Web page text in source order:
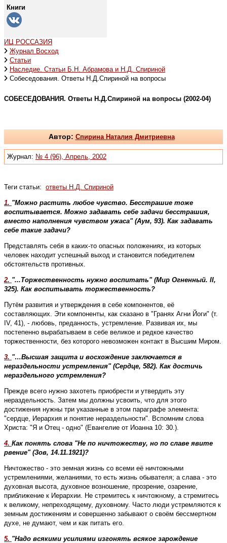
Книги
ИЦ РОССАЗИЯ
Журнал Восход
Статьи
Наследие. Статьи Б.Н. Абрамова и Н.Д. Спириной
Собеседования. Ответы Н.Д.Спириной на вопросы
СОБЕСЕДОВАНИЯ. Ответы Н.Д.Спириной на вопросы (2002-04)
Автор: Спирина Наталия Дмитриевна
Журнал: № 4 (96), Апрель, 2002
Теги статьи: ответы Н.Д. Спириной
1. "Можно растить любое чувство. Бесстрашие тоже
воспитывается. Можно задавать себе задачи бесстрашия,
вместо наполнения чувством ужаса" (Аум, 93). Как задавать
себе такие задачи?
Представлять себя в каких-то опасных положениях, из которых
человек находит успешный выход и становится победителем
обстоятельств противных.
2. "...Торжественность нужно воспитать" (Мир Огненный. II,
325). Как воспитывать торжественность?
Путём развития и утверждения в себе компонентов, её
составляющих. Эти компоненты, как сказано в "Гранях Агни Йоги" (т.
IV, 41), - любовь, преданность, устремление. Развивая их, мы
постепенно вырабатываем в себе великое и редкое качество
торжественности, без которого невозможен контакт в Высшим Миром.
3. "…Высшая защита и восхождение заключается в
нераздельности устремления" (Сердце, 582). Как достичь
нераздельного устремления?
Прежде всего нужно захотеть приобрести и утвердить эту
нераздельность. Затем мы должны усвоить, что для этого
достижения нужны три указанные в этом параграфе элемента:
"сердце, Иерархия и понятие нераздельности". Вспомним слова
Христа: "Я и Отец - одно" (Евангелие от Иоанна 10: 30.).
4. Как понять слова "Не по ничтожеству, но по славе явите
рвение" (Зов, 14.11.1921)?
Ничтожество - это земная жизнь со всеми её ничтожными
устремлениями, желаниями, то есть жизнь обывателя; а слава - это
духовная высота, духовное возношение, прозрение, озарение,
приближение к Иерархии. Не стремитесь к ничтожному, а стремитесь
к великому, непреходящему, духовному. Часто люди устремляются к
земным достижениям и совершенно забывают о своём бессмертном
духе, не думают, чем и как питать его.
5. "Надо всякими усилиями изгонять всякое зарождение